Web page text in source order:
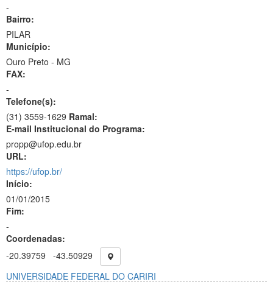
-
Bairro:
PILAR
Município:
Ouro Preto - MG
FAX:
-
Telefone(s):
(31) 3559-1629 Ramal:
E-mail Institucional do Programa:
propp@ufop.edu.br
URL:
https://ufop.br/
Início:
01/01/2015
Fim:
-
Coordenadas:
-20.39759
-43.50929
UNIVERSIDADE FEDERAL DO CARIRI